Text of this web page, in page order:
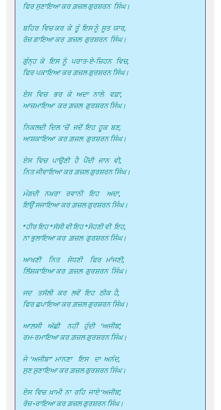
ਫਿਰ ਸੁਣਾਇਆ ਕਰ ਗ਼ਜ਼ਲ ਗੁਰਸ਼ਰਨ ਸਿੰਘ।
ਬਹਿਰ ਵਿਚ ਕਰ ਕੇ ਤੂੰ ਇਸ ਨੂੰ ਸੂਤ ਯਾਰ,
ਰੋਜ਼ ਗਾਇਆ ਕਰ ਗ਼ਜ਼ਲ ਗੁਰਸ਼ਰਨ ਸਿੰਘ।
ਗੁੰਨ੍ਹ ਕੇ ਇਸ ਨੂੰ ਪਰਾਤ-ਏ-ਜ਼ਿਹਨ ਵਿਚ,
ਫਿਰ ਪਕਾਇਆ ਕਰ ਗ਼ਜ਼ਲ ਗੁਰਸ਼ਰਨ ਸਿੰਘ।
ਏਸ ਵਿਚ ਭਰ ਕੇ ਅਦਾ ਨਾਲੇ ਵਫ਼ਾ,
ਆਜ਼ਮਾਇਆ ਕਰ ਗ਼ਜ਼ਲ ਗੁਰਸ਼ਰਨ ਸਿੰਘ।
ਨਿਕਲਦੀ ਦਿਲ ‘ਚੋਂ ਜਦੋਂ ਇਹ ਹੂਕ ਬਣ,
ਆਸ਼ਕਾਇਆ ਕਰ ਗ਼ਜ਼ਲ ਗੁਰਸ਼ਰਨ ਸਿੰਘ।
ਏਸ ਵਿਚ ਪਾਉਣੀ ਹੈ ਪੈਂਦੀ ਜਾਨ ਵੀ,
ਨਿਤ ਜੀਵਾਇਆ ਕਰ ਗ਼ਜ਼ਲ ਗੁਰਸ਼ਰਨ ਸਿੰਘ।
ਮੰਗਦੀ ਨਖ਼ਰਾ ਰਵਾਨੀ ਇਹ ਅਦਾ,
ਇਉਂ ਸਜਾਇਆ ਕਰ ਗ਼ਜ਼ਲ ਗੁਰਸ਼ਰਨ ਸਿੰਘ।
*ਹੀਰ ਇਹ *ਸੱਸੀ ਵੀ ਇਹ *ਸੋਹਣੀ ਵੀ ਇਹ,
ਨਾ ਭੁਲਾਇਆ ਕਰ ਗ਼ਜ਼ਲ ਗੁਰਸ਼ਰਨ ਸਿੰਘ।
ਆਖਣੀ ਨਿਤ ਸੋਧਣੀ ਫਿਰ ਮਾਂਜਣੀ,
ਲਿੱਸ਼ਕਾਇਆ ਕਰ ਗ਼ਜ਼ਲ ਗੁਰਸ਼ਰਨ ਸਿੰਘ।
ਜਦ ਤਸੱਲੀ ਕਰ ਲਵੇਂ ਇਹ ਠੀਕ ਹੈ,
ਫਿਰ ਛਪਾਇਆ ਕਰ ਗ਼ਜ਼ਲ ਗੁਰਸ਼ਰਨ ਸਿੰਘ।
ਆਲ਼ਸੀ ਅੱਛੀ ਨਹੀਂ ਹੁੰਦੀ ‘ਅਜੀਬ’,
ਰਮ-ਰਮਾਇਆ ਕਰ ਗ਼ਜ਼ਲ ਗੁਰਸ਼ਰਨ ਸਿੰਘ।
ਜੇ ‘ਅਜੀਬਾ’ ਮਾਨਣਾ ਇਸ ਦਾ ਅਨੰਦ,
ਸੁਣ ਸੁਣਾਇਆ ਕਰ ਗ਼ਜ਼ਲ ਗੁਰਸ਼ਰਨ ਸਿੰਘ।
ਏਸ ਵਿਚ ਖ਼ਾਮੀ ਨਾ ਰਹਿ ਜਾਏ ‘ਅਜੀਬ’,
ਰੋਜ਼ •ਰਾਇਆ ਕਰ ਗ਼ਜ਼ਲ ਗੁਰਸ਼ਰਨ ਸਿੰਘ।